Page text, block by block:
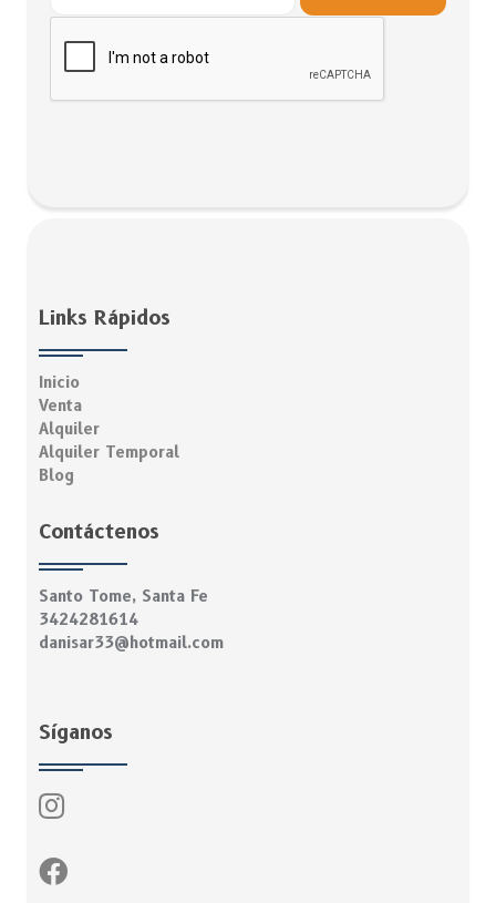
Links Rápidos
Inicio
Venta
Alquiler
Alquiler Temporal
Blog
Contáctenos
Santo Tome, Santa Fe
3424281614
danisar33@hotmail.com
Síganos